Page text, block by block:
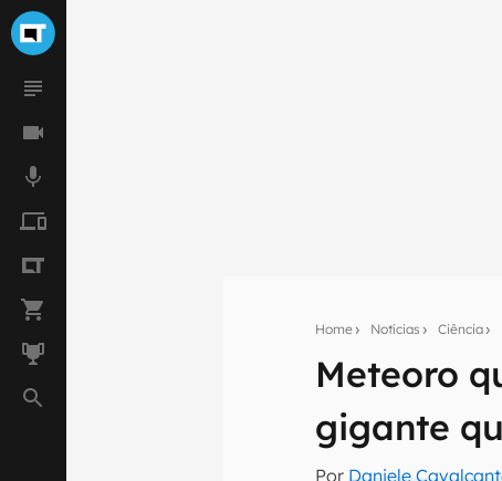
Home Notícias Ciência
Meteoro
gigante
Por Daniele
Seu
Assine a